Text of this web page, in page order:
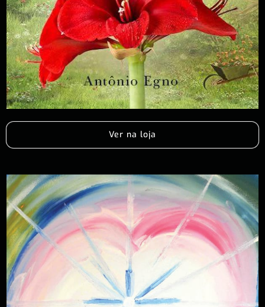
Ver na loja